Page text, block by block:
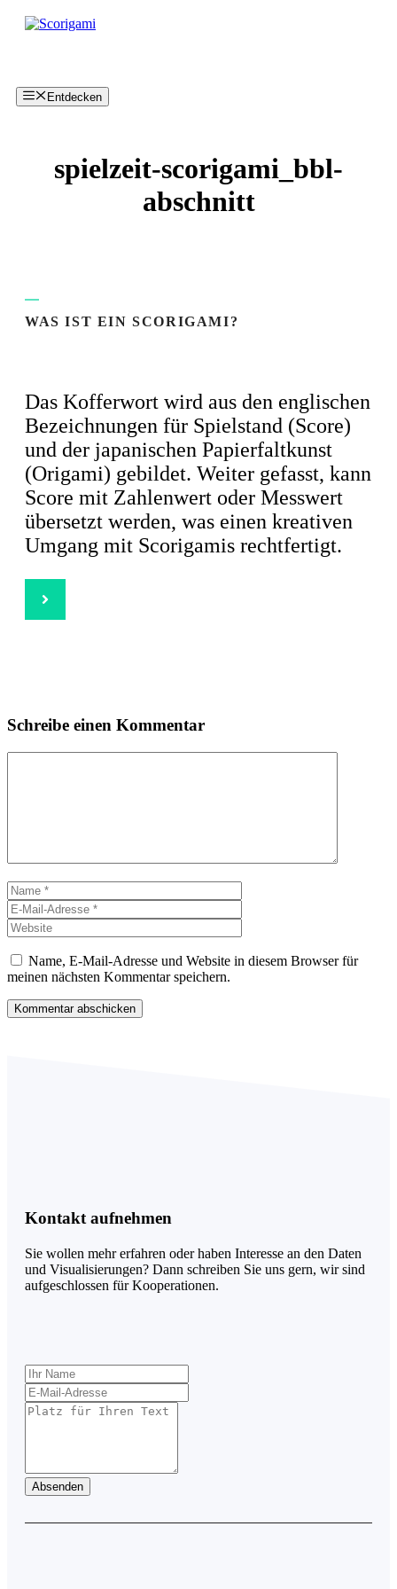
Zum
Inhalt
Entdecken
spielzeit-scorigami_bbl-
abschnitt
WAS IST EIN SCORIGAMI?
Das Kofferwort wird aus den englischen
Bezeichnungen für Spielstand (Score)
und der japanischen Papierfaltkunst
(Origami) gebildet. Weiter gefasst, kann
Score mit Zahlenwert oder Messwert
übersetzt werden, was einen kreativen
Umgang mit Scorigamis rechtfertigt.
Schreibe einen Kommentar
Name
Mail-
Adresse
Name, E-Mail-Adresse und Website in diesem Browser für
meinen nächsten Kommentar speichern.
Kontakt aufnehmen
Sie wollen mehr erfahren oder haben Interesse an den Daten
und Visualisierungen? Dann schreiben Sie uns gern, wir sind
aufgeschlossen für Kooperationen.
Lass
dieses
Feld
leer
Absenden